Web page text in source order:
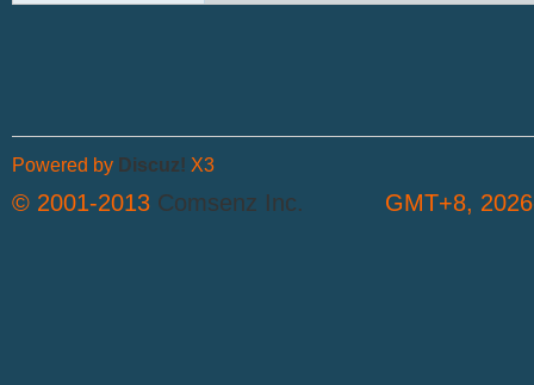
论 GMT+8,
Powered by Discuz! X3
© 2001-2013 Comsenz Inc.